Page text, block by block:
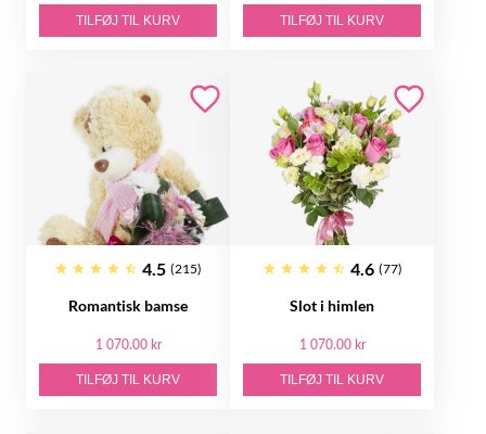
TILFØJ TIL KURV TILFØJ TIL KURV
4.5 (215)
Romantisk bamse
1 070.00 kr
TILFØJ TIL KURV
4.6 (77)
Slot i himlen
1 070.00 kr
TILFØJ TIL KURV